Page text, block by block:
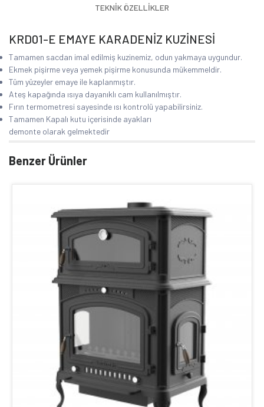
TEKNİK ÖZELLİKLER
KRD01-E EMAYE KARADENİZ KUZİNESİ
Tamamen sacdan imal edilmiş kuzinemiz, odun yakmaya uygundur.
Ekmek pişirme veya yemek pişirme konusunda mükemmeldir.
Tüm yüzeyler emaye ile kaplanmıştır.
Ateş kapağında ısıya dayanıklı cam kullanılmıştır.
Fırın termometresi sayesinde ısı kontrolü yapabilirsiniz.
Tamamen Kapalı kutu içerisinde ayakları
demonte olarak gelmektedir
Benzer Ürünler